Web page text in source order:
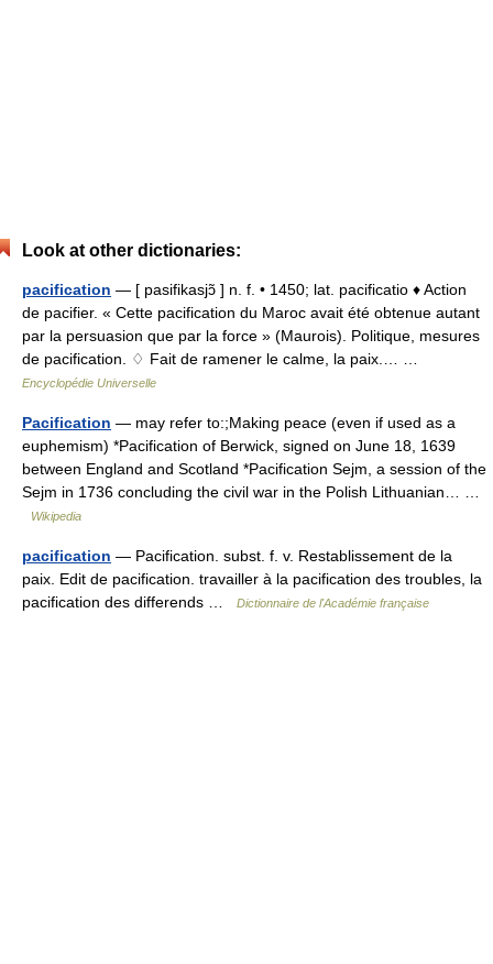
Look at other dictionaries:
pacification — [ pasifikasjɔ̃ ] n. f. • 1450; lat. pacificatio ♦ Action
de pacifier. « Cette pacification du Maroc avait été obtenue autant
par la persuasion que par la force » (Maurois). Politique, mesures
de pacification. ♢ Fait de ramener le calme, la paix.… …
Encyclopédie Universelle
Pacification — may refer to:;Making peace (even if used as a
euphemism) *Pacification of Berwick, signed on June 18, 1639
between England and Scotland *Pacification Sejm, a session of the
Sejm in 1736 concluding the civil war in the Polish Lithuanian… …
Wikipedia
pacification — Pacification. subst. f. v. Restablissement de la
paix. Edit de pacification. travailler à la pacification des troubles, la
pacification des differends …
Dictionnaire de l'Académie française